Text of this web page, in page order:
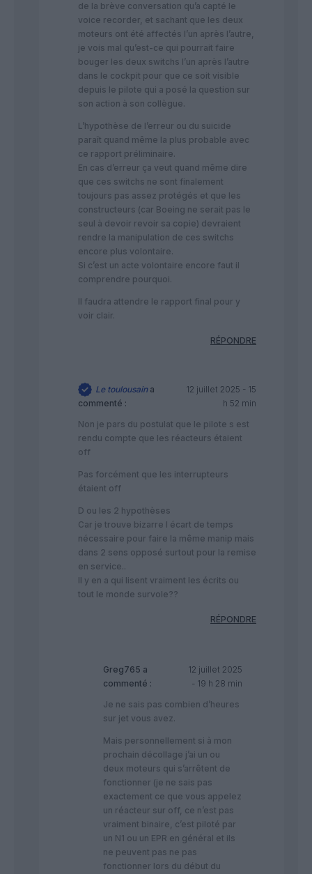
de la brève conversation qu’a capté le
voice recorder, et sachant que les deux
moteurs ont été affectés l’un après l’autre,
je vois mal qu’est-ce qui pourrait faire
bouger les deux switchs l’un après l’autre
dans le cockpit pour que ce soit visible
depuis le pilote qui a posé la question sur
son action à son collègue.
L’hypothèse de l’erreur ou du suicide
paraît quand même la plus probable avec
ce rapport préliminaire.
En cas d’erreur ça veut quand même dire
que ces switchs ne sont finalement
toujours pas assez protégés et que les
constructeurs (car Boeing ne serait pas le
seul à devoir revoir sa copie) devraient
rendre la manipulation de ces switchs
encore plus volontaire.
Si c’est un acte volontaire encore faut il
comprendre pourquoi.
Il faudra attendre le rapport final pour y
voir clair.
RÉPONDRE
Le toulousaina
commenté :
12 juillet 2025 - 15
h 52 min
Non je pars du postulat que le pilote s est
rendu compte que les réacteurs étaient
off
Pas forcément que les interrupteurs
étaient off
D ou les 2 hypothèses
Car je trouve bizarre l écart de temps
nécessaire pour faire la même manip mais
dans 2 sens opposé surtout pour la remise
en service..
Il y en a qui lisent vraiment les écrits ou
tout le monde survole??
RÉPONDRE
Greg765 a
commenté :
12 juillet 2025
- 19 h 28 min
Je ne sais pas combien d’heures
sur jet vous avez.
Mais personnellement si à mon
prochain décollage j’ai un ou
deux moteurs qui s’arrêtent de
fonctionner (je ne sais pas
exactement ce que vous appelez
un réacteur sur off, ce n’est pas
vraiment binaire, c’est piloté par
un N1 ou un EPR en général et ils
ne peuvent pas ne pas
fonctionner lors du début du